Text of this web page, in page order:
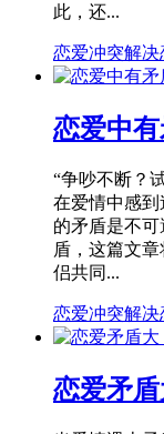
此，还...
恋爱冲突解决
恋爱中有
“争吵不断？
在爱情中感
的矛盾是不
盾，这篇文
侣共同...
恋爱冲突解决
恋爱矛